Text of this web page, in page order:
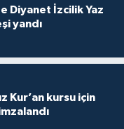
Diyanet İzcilik Yaz
yandı
Kur’an kursu için